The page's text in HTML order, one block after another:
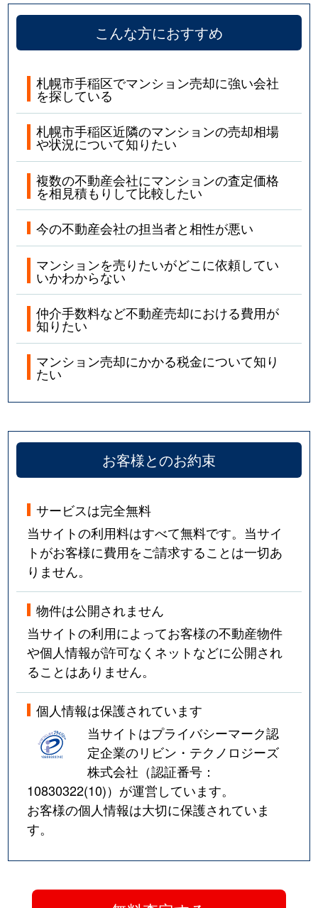
こんな方におすすめ
札幌市手稲区でマンション売却に強い会社
を探している
札幌市手稲区近隣のマンションの売却相場
や状況について知りたい
複数の不動産会社にマンションの査定価格
を相見積もりして比較したい
今の不動産会社の担当者と相性が悪い
マンションを売りたいがどこに依頼してい
いかわからない
仲介手数料など不動産売却における費用が
知りたい
マンション売却にかかる税金について知り
たい
お客様とのお約束
サービスは完全無料
当サイトの利用料はすべて無料です。当サイ
トがお客様に費用をご請求することは一切あ
りません。
物件は公開されません
当サイトの利用によってお客様の不動産物件
や個人情報が許可なくネットなどに公開され
ることはありません。
個人情報は保護されています
当サイトはプライバシーマーク認
定企業のリビン・テクノロジーズ
株式会社（認証番号：
10830322(10)）が運営しています。
お客様の個人情報は大切に保護されていま
す。